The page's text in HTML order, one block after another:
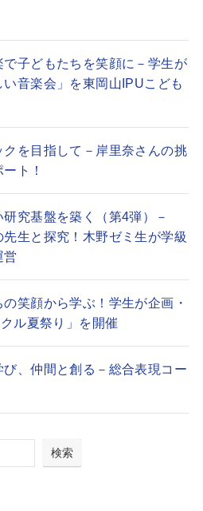
で子どもたちを笑顔に－学生が
音楽会」を東岡山IPUこども
クを目指して－岸里奈さんの挑
ト！
研究基盤を築く（第4弾）－
先生と探究！木野ゼミ生が学級
営
の笑顔から学ぶ！学生が企画・
ル夏祭り」を開催
び、仲間と創る－総合表現コー
検索